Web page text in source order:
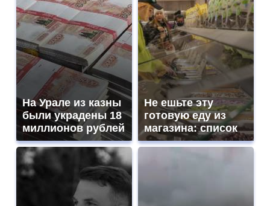
На Урале из казны
были украдены 18
миллионов рублей
Не ешьте эту
готовую еду из
магазина: список